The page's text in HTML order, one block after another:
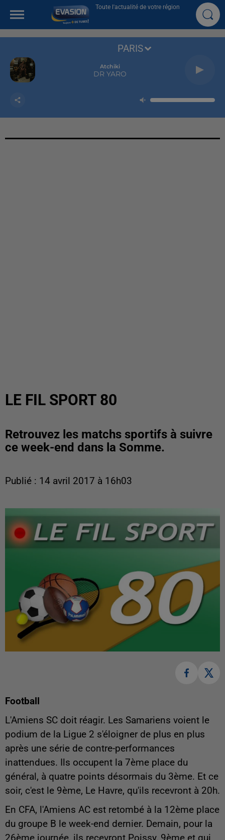
Toute l'actualité de votre région
Atchiki
DR YARO
PARIS
LE FIL SPORT 80
Retrouvez les matchs sportifs à suivre
ce week-end dans la Somme.
Publié : 14 avril 2017 à 16h03
Football
L'Amiens SC doit réagir. Les Samariens voient le
podium de la Ligue 2 s'éloigner de plus en plus
après une série de contre-performances
inattendues. Ils occupent la 7ème place du
général, à quatre points désormais du 3ème. Et ce
soir, c'est le 9ème, Le Havre, qu'ils recevront à 20h.
En CFA, l'Amiens AC est retombé à la 12ème place
du groupe B le week-end dernier. Demain, pour la